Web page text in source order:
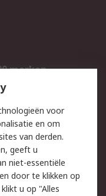
merken
veiligheid
voor
en om
van derden.
geeft u
niet-essentiële
door te klikken op
u op "Alles